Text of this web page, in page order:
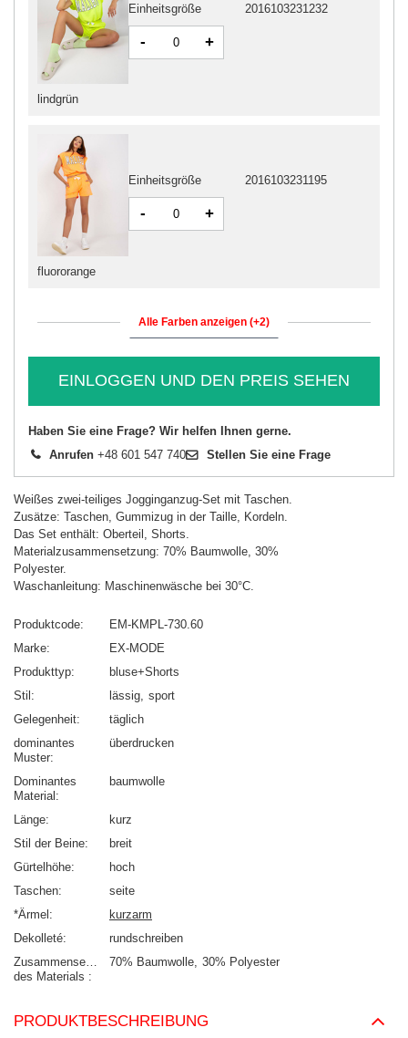
lindgrün
Einheitsgröße 2016103231232
- +
fluororange
Einheitsgröße 2016103231195
- +
Alle Farben anzeigen (+2)
EINLOGGEN UND DEN PREIS SEHEN
Haben Sie eine Frage? Wir helfen Ihnen gerne.
Anrufen +48 601 547 740 Stellen Sie eine Frage
Weißes zwei-teiliges Jogginganzug-Set mit Taschen.
Zusätze: Taschen, Gummizug in der Taille, Kordeln.
Das Set enthält: Oberteil, Shorts.
Materialzusammensetzung: 70% Baumwolle, 30%
Polyester.
Waschanleitung: Maschinenwäsche bei 30°C.
Produktcode
EM-KMPL-730.60
Marke
EX-MODE
Produkttyp
bluse+Shorts
Stil
lässig sport
Gelegenheit
täglich
dominantes
Muster
überdrucken
Dominantes
Material
baumwolle
Länge
kurz
Stil der Beine
breit
Gürtelhöhe
hoch
Taschen
seite
*Ärmel
kurzarm
Dekolleté
rundschreiben
Zusammensetzung
des Materials
70% Baumwolle 30% Polyester
PRODUKTBESCHREIBUNG